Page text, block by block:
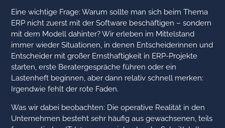
Eine wichtige Frage: Warum sollte man sich beim Thema
ERP nicht zuerst mit der Software beschäftigen – sondern
mit dem Modell dahinter? Wir erleben im Mittelstand
immer wieder Situationen, in denen Entscheiderinnen und
Entscheider mit großer Ernsthaftigkeit in ERP-Projekte
starten, erste Beratergespräche führen oder ein
Lastenheft beginnen, aber dann relativ schnell merken:
Irgendwie fehlt der rote Faden.
Was wir dabei beobachten: Die operative Realität in den
Unternehmen besteht sehr häufig aus gewachsenen, teils